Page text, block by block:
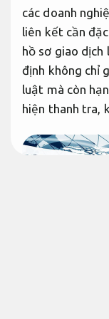
các doanh
liên kết cần
hồ sơ giao
định không chỉ
luật mà còn
hiện thanh tra,